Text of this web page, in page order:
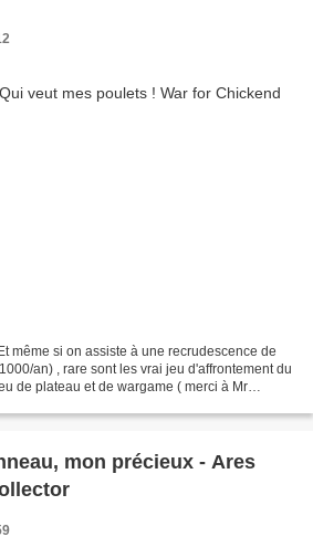
même si on assiste à une recrudescence de
an) , rare sont les vrai jeu d'affrontement du
de plateau et de wargame ( merci à Mr
mon précieux - Ares